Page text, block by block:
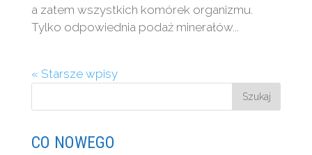
a zatem wszystkich komórek organizmu.
Tylko odpowiednia podaż minerałów...
« Starsze wpisy
CO NOWEGO